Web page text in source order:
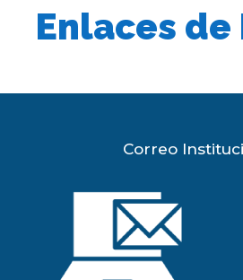
Enlaces
Correo